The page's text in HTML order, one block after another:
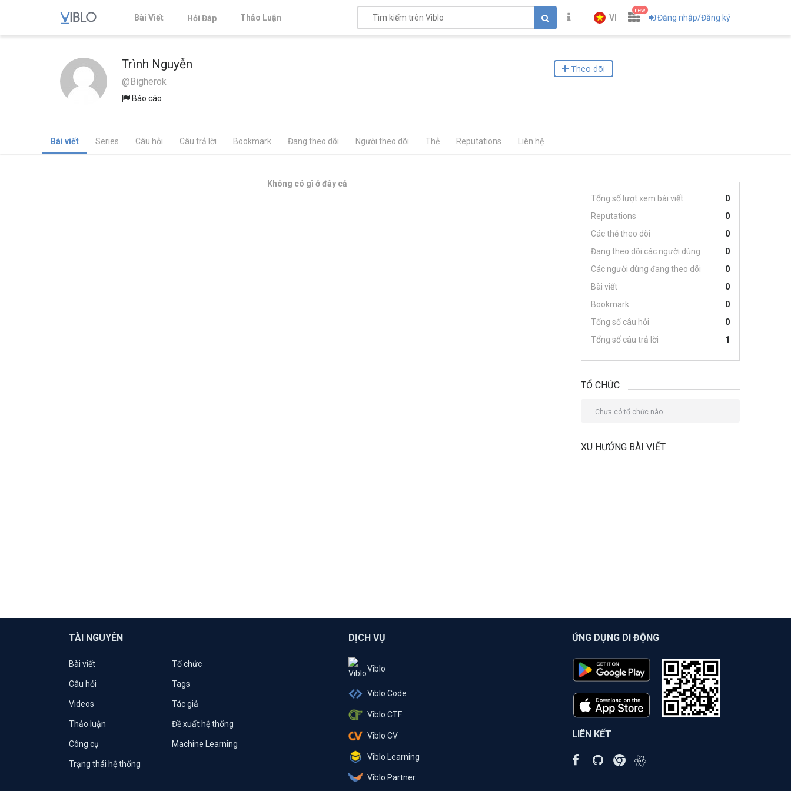
Bài Viết Hỏi Đáp Thảo Luận VI
new
Đăng nhập/Đăng ký
Trình Nguyễn
@Bigherok
Báo cáo
Theo dõi
Bài viết Series Câu hỏi Câu trả lời Bookmark Đang theo dõi Người theo dõi Thẻ Reputations Liên hệ
Không có gì ở đây cả
Tổng số lượt xem bài viết
0
Reputations
0
Các thẻ theo dõi
0
Đang theo dõi các người dùng
0
Các người dùng đang theo dõi
0
Bài viết
0
Bookmark
0
Tổng số câu hỏi
0
Tổng số câu trả lời
1
TỔ CHỨC
Chưa có tổ chức nào.
XU HƯỚNG BÀI VIẾT
TÀI NGUYÊN
Bài viết Tổ chức
Câu hỏi Tags
Videos Tác giả
Thảo luận Đề xuất hệ thống
Công cụ Machine Learning
Trạng thái hệ thống
DỊCH VỤ
Viblo
Viblo Code
Viblo CTF
Viblo CV
Viblo Learning
Viblo Partner
ỨNG DỤNG DI ĐỘNG
LIÊN KẾT